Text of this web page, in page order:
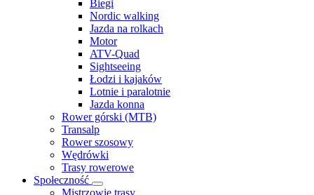
Biegi
Nordic walking
Jazda na rolkach
Motor
ATV-Quad
Sightseeing
Łodzi i kajaków
Lotnie i paralotnie
Jazda konna
Rower górski (MTB)
Transalp
Rower szosowy
Wędrówki
Trasy rowerowe
Społeczność
Mistrzowie trasy